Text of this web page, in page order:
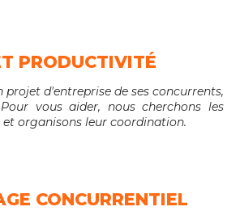
PRODUCTIVITÉ
projet d'entreprise de ses concurrents,
vous aider, nous cherchons les
et organisons leur coordination.
CONCURRENTIEL